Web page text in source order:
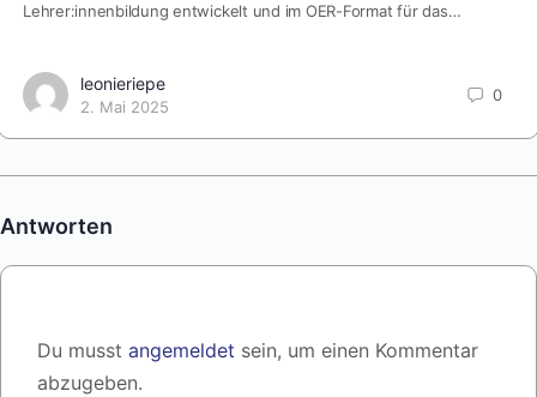
Lehrer:innenbildung entwickelt und im OER-Format für das…
leonieriepe
2. Mai 2025
0
Antworten
Du musst angemeldet sein, um einen Kommentar
abzugeben.